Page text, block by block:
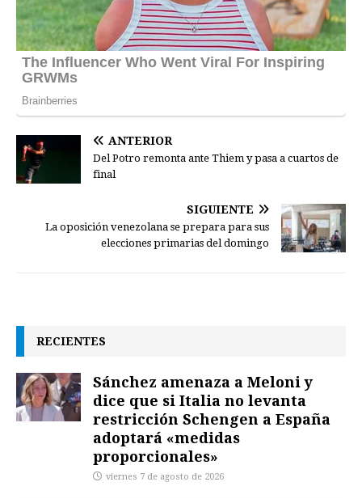
ANTERIOR
Del Potro remonta ante Thiem y pasa a cuartos de
final
SIGUIENTE
La oposición venezolana se prepara para sus
elecciones primarias del domingo
RECIENTES
Sánchez amenaza a Meloni y
dice que si Italia no levanta
restricción Schengen a España
adoptará «medidas
proporcionales»
viernes 7 de agosto de 2026